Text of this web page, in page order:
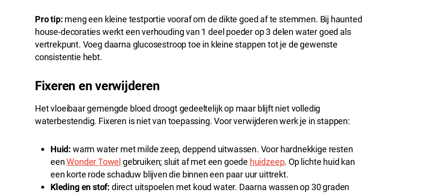
Pro tip: meng een kleine testportie vooraf om de dikte goed af te stemmen. Bij haunted
house-decoraties werkt een verhouding van 1 deel poeder op 3 delen water goed als
vertrekpunt. Voeg daarna glucosestroop toe in kleine stappen tot je de gewenste
consistentie hebt.
Fixeren en verwijderen
Het vloeibaar gemengde bloed droogt gedeeltelijk op maar blijft niet volledig
waterbestendig. Fixeren is niet van toepassing. Voor verwijderen werk je in stappen:
Huid: warm water met milde zeep, deppend uitwassen. Voor hardnekkige resten
eenWonder Towel gebruiken; sluit af met een goede huidzeep. Op lichte huid kan
een korte rode schaduw blijven die binnen een paar uur uittrekt.
Kleding en stof: direct uitspoelen met koud water. Daarna wassen op 30 graden